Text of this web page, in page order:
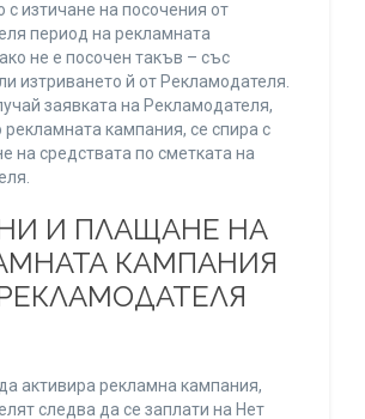
с изтичане на посочения от
период на рекламната
не е посочен такъв – със
изтриването й от Рекламодателя.
заявката на Рекламодателя,
рекламната кампания, се спира с
на средствата по сметката на
И ПЛАЩАНЕ НА
КАМПАНИЯ
активира рекламна кампания,
следва да се заплати на Нет